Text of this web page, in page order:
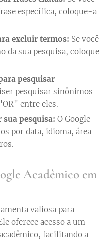
específica, coloque-a
excluir termos: Se você
da sua pesquisa, coloque
pesquisar
pesquisar sinônimos
entre eles.
pesquisa: O Google
por data, idioma, área
Acadêmico em
valiosa para
oferece acesso a um
facilitando a